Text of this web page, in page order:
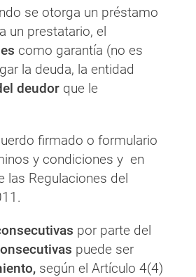
se otorga un préstamo
un prestatario, el
como garantía (no es
la deuda, la entidad
deudor que le
firmado o formulario
y condiciones y en
las Regulaciones del
por parte del
puede ser
según el Artículo 4(4)